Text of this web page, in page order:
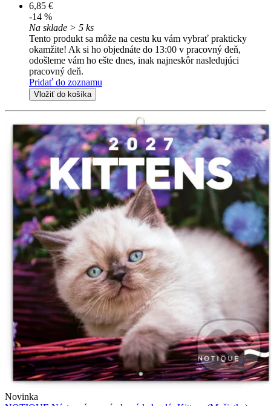
6,85 €
-14 %
Na sklade > 5 ks
Tento produkt sa môže na cestu ku vám vybrať prakticky
okamžite! Ak si ho objednáte do 13:00 v pracovný deň,
odošleme vám ho ešte dnes, inak najneskôr nasledujúci
pracovný deň.
Pridať do zoznamu
Vložiť do košíka
Novinka